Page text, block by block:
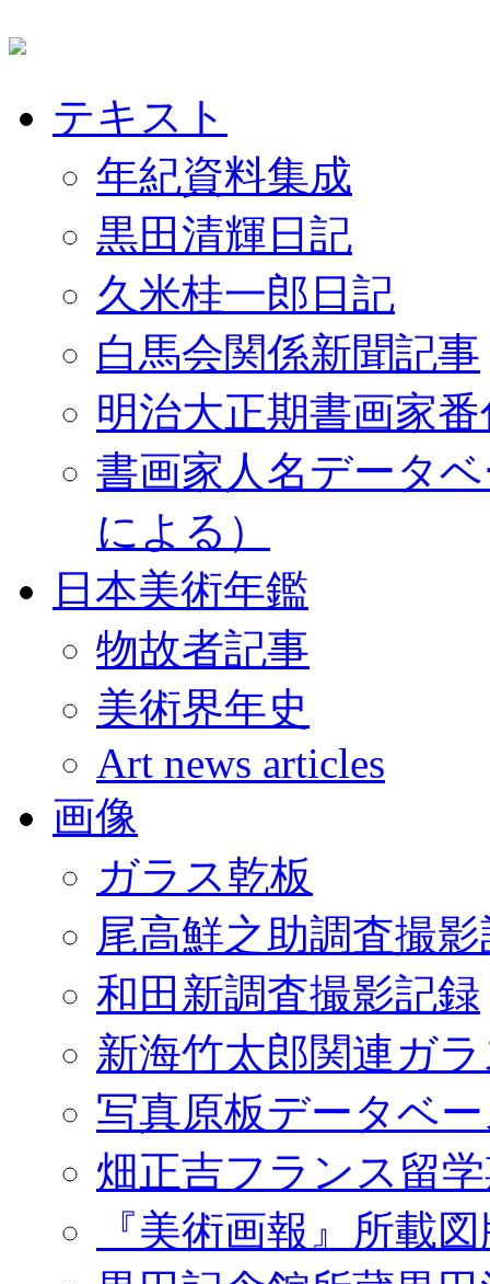
テキスト
年紀資料集成
黒田清輝日記
久米桂一郎日記
白馬会関係新聞記事
明治大正期書画家
書画家人名データ
による）
日本美術年鑑
物故者記事
美術界年史
Art news articles
画像
ガラス乾板
尾高鮮之助調査撮
和田新調査撮影記録
新海竹太郎関連ガ
写真原板データベ
畑正吉フランス留
『美術画報』所載